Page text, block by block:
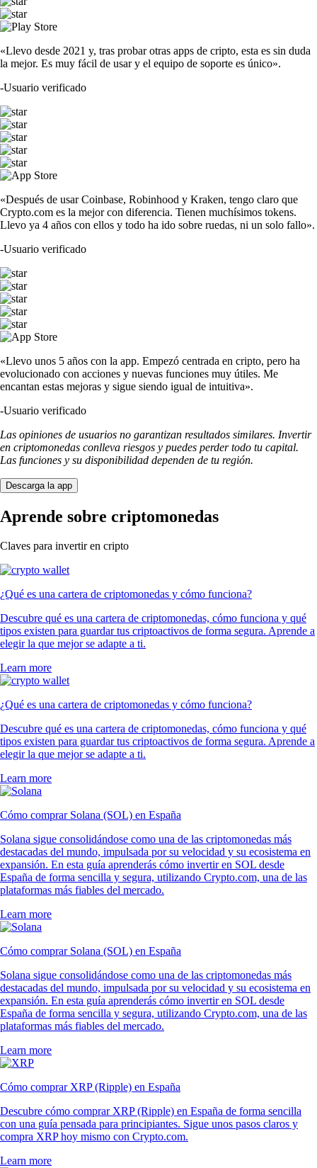
«Llevo desde 2021 y, tras probar otras apps de cripto, esta es sin duda
la mejor. Es muy fácil de usar y el equipo de soporte es único».
-Usuario verificado
«Después de usar Coinbase, Robinhood y Kraken, tengo claro que
Crypto.com es la mejor con diferencia. Tienen muchísimos tokens.
Llevo ya 4 años con ellos y todo ha ido sobre ruedas, ni un solo fallo».
-Usuario verificado
«Llevo unos 5 años con la app. Empezó centrada en cripto, pero ha
evolucionado con acciones y nuevas funciones muy útiles. Me
encantan estas mejoras y sigue siendo igual de intuitiva».
-Usuario verificado
Las opiniones de usuarios no garantizan resultados similares. Invertir
en criptomonedas conlleva riesgos y puedes perder todo tu capital.
Las funciones y su disponibilidad dependen de tu región.
Descarga la app
Aprende sobre criptomonedas
Claves para invertir en cripto
¿Qué es una cartera de criptomonedas y cómo funciona?
Descubre qué es una cartera de criptomonedas, cómo funciona y qué
tipos existen para guardar tus criptoactivos de forma segura. Aprende a
elegir la que mejor se adapte a ti.
Learn more
¿Qué es una cartera de criptomonedas y cómo funciona?
Descubre qué es una cartera de criptomonedas, cómo funciona y qué
tipos existen para guardar tus criptoactivos de forma segura. Aprende a
elegir la que mejor se adapte a ti.
Learn more
Cómo comprar Solana (SOL) en España
Solana sigue consolidándose como una de las criptomonedas más
destacadas del mundo, impulsada por su velocidad y su ecosistema en
expansión. En esta guía aprenderás cómo invertir en SOL desde
España de forma sencilla y segura, utilizando Crypto.com, una de las
plataformas más fiables del mercado.
Learn more
Cómo comprar Solana (SOL) en España
Solana sigue consolidándose como una de las criptomonedas más
destacadas del mundo, impulsada por su velocidad y su ecosistema en
expansión. En esta guía aprenderás cómo invertir en SOL desde
España de forma sencilla y segura, utilizando Crypto.com, una de las
plataformas más fiables del mercado.
Learn more
Cómo comprar XRP (Ripple) en España
Descubre cómo comprar XRP (Ripple) en España de forma sencilla
con una guía pensada para principiantes. Sigue unos pasos claros y
compra XRP hoy mismo con Crypto.com.
Learn more